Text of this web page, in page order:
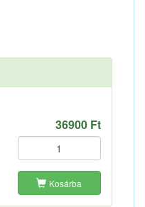
36900 Ft
Kosárba